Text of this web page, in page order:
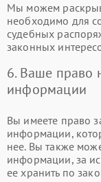
Мы можем
необходимо для
судебных
законных
6. Ваше право
информации
Вы имеете право
информации,
нее. Вы также
информации, за
ее хранить по